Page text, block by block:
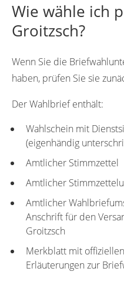
Wie wähle ich
Groitzsch?
Wenn Sie die
haben, prüfen Sie sie
Der Wahlbrief enthält:
Wahlschein mit
(eigenhändig
Amtlicher Stimmzettel
Amtlicher
Amtlicher
Anschrift für den
Groitzsch
Merkblatt mit
Erläuterungen zur